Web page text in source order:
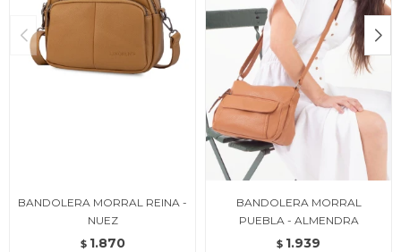
BANDOLERA MORRAL REINA -
NUEZ
$ 1.870
BANDOLERA MORRAL
PUEBLA - ALMENDRA
$ 1.939